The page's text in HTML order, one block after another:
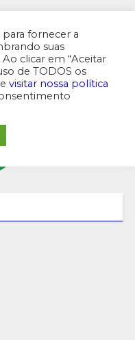
fornecer a
suas
clicar em “Aceitar
de TODOS os
visitar nossa política